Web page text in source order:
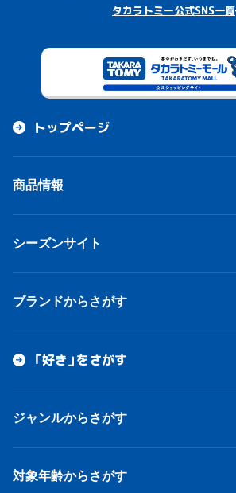
タカラトミー公式SNS一覧
トップページ
商品情報
シーズンサイト
ブランドからさがす
「好き」をさがす
ジャンルからさがす
対象年齢からさがす